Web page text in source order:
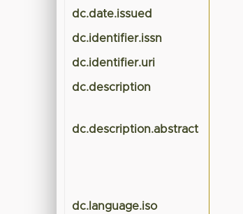
dc.date.issued
dc.identifier.issn
dc.identifier.uri
dc.description
dc.description.abstract
dc.language.iso